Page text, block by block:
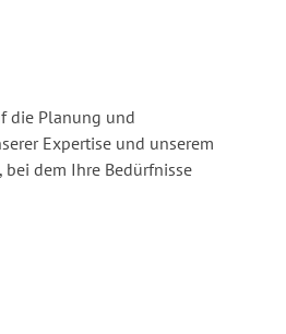
die Planung und
Expertise und unserem
, bei dem Ihre Bedürfnisse